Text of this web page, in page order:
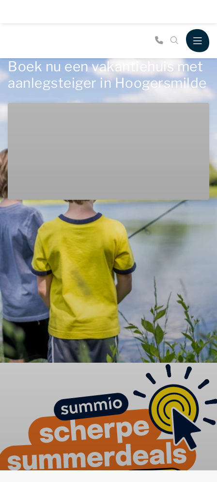
Boek nu een vakantiehuis met
aanlegsteiger in Hoogersmilde